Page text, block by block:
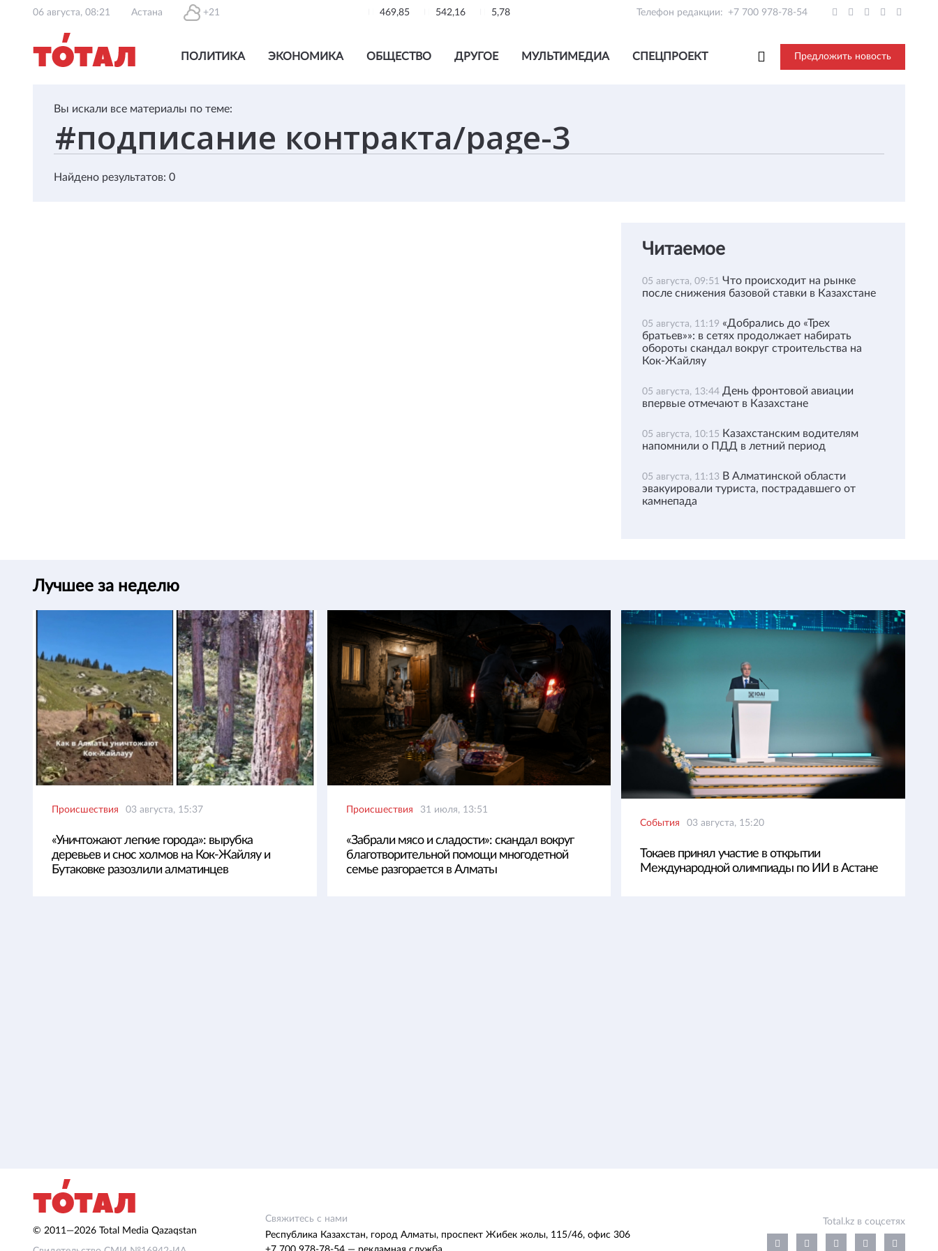
06 августа, 08:21 Астана +21 469,85 542,16 5,78 Телефон редакции: +7 700 978-78-54
ПОЛИТИКА ЭКОНОМИКА ОБЩЕСТВО ДРУГОЕ МУЛЬТИМЕДИА СПЕЦПРОЕКТ Предложить новость
Вы искали все материалы по теме:
Найдено результатов: 0
Читаемое
05 августа, 09:51 Что происходит на рынке
после снижения базовой ставки в Казахстане
05 августа, 11:19 «Добрались до «Трех
братьев»»: в сетях продолжает набирать
обороты скандал вокруг строительства на
Кок-Жайляу
05 августа, 13:44 День фронтовой авиации
впервые отмечают в Казахстане
05 августа, 10:15 Казахстанским водителям
напомнили о ПДД в летний период
05 августа, 11:13 В Алматинской области
эвакуировали туриста, пострадавшего от
камнепада
Лучшее за неделю
Происшествия 03 августа, 15:37
«Уничтожают легкие города»: вырубка
деревьев и снос холмов на Кок-Жайляу и
Бутаковке разозлили алматинцев
Происшествия 31 июля, 13:51
«Забрали мясо и сладости»: скандал вокруг
благотворительной помощи многодетной
семье разгорается в Алматы
События 03 августа, 15:20
Токаев принял участие в открытии
Международной олимпиады по ИИ в Астане
© 2011—2026 Total Media Qazaqstan
Свяжитесь с нами
Республика Казахстан, город Алматы, проспект Жибек жолы, 115/46, офис 306
Total.kz в соцсетях